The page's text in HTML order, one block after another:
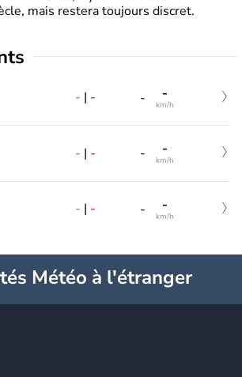
mais restera toujours discret.
- | - - -
km/h
- | - - -
km/h
- | - - -
km/h
Météo à l'étranger